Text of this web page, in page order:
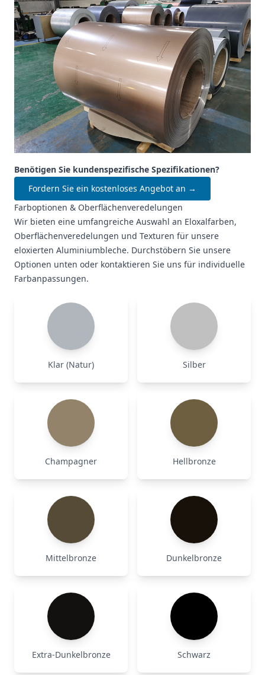
Benötigen Sie kundenspezifische Spezifikationen?
Fordern Sie ein kostenloses Angebot an →
Farboptionen & Oberflächenveredelungen
Wir bieten eine umfangreiche Auswahl an Eloxalfarben,
Oberflächenveredelungen und Texturen für unsere
eloxierten Aluminiumbleche. Durchstöbern Sie unsere
Optionen unten oder kontaktieren Sie uns für individuelle
Farbanpassungen.
Klar (Natur) Silber
Champagner Hellbronze
Mittelbronze Dunkelbronze
Extra-Dunkelbronze Schwarz